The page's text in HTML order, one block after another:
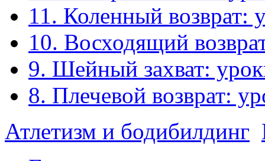
11. Коленный возврат:
10. Восходящий
9. Шейный захват:
8. Плечевой возврат:
Атлетизм и бодибилдинг